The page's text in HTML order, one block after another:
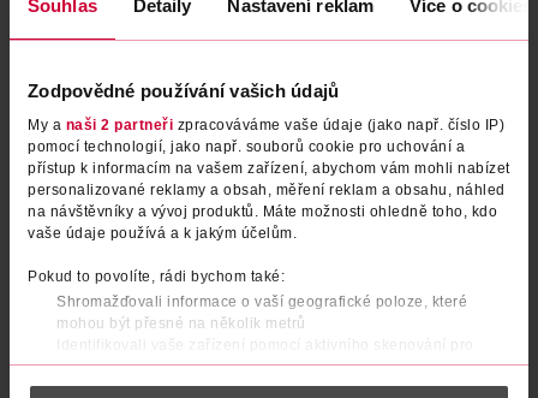
Souhlas Detaily Nastavení reklam Více o cookies
Zodpovědné používání vašich údajů
My a naši 2 partneři zpracováváme vaše údaje (jako např. číslo IP)
pomocí technologií, jako např. souborů cookie pro uchování a
přístup k informacím na vašem zařízení, abychom vám mohli nabízet
personalizované reklamy a obsah, měření reklam a obsahu, náhled
na návštěvníky a vývoj produktů. Máte možnosti ohledně toho, kdo
vaše údaje používá a k jakým účelům.
Pokud to povolíte, rádi bychom také:
Shromažďovali informace o vaší geografické poloze, které
mohou být přesné na několik metrů
Identifikovali vaše zařízení pomocí aktivního skenování pro
konkrétní charakteristiky (otisk prstu)
Zjistěte více o tom, jak zpracováváme vaše osobní údaje, a nastavte
BIO ovocný příkrm broskev,
jablko, banán a malina
Babydream 100 g
DO KOŠÍKU
Obj. č.: 1166408
BIO ovocný příkrm meruňka,
banán a jablko
Babydream 100 g
DO KOŠÍKU